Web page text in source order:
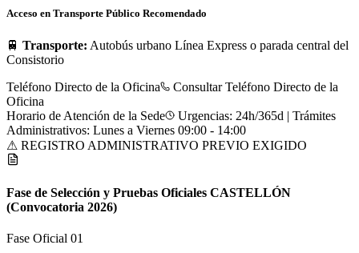
Acceso en Transporte Público Recomendado
🚆 Transporte: Autobús urbano Línea Express o parada central del
Consistorio
Teléfono Directo de la Oficina
Consultar Teléfono Directo de la
Oficina
Horario de Atención de la Sede
Urgencias: 24h/365d | Trámites
Administrativos: Lunes a Viernes 09:00 - 14:00
⚠ REGISTRO ADMINISTRATIVO PREVIO EXIGIDO
Fase de Selección y Pruebas Oficiales CASTELLÓN
(Convocatoria 2026)
Fase Oficial 01